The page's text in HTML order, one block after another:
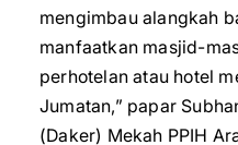
mengimbau alangkah
manfaatkan masjid-
perhotelan atau hotel
Jumatan,” papar
(Daker) Mekah PPIH